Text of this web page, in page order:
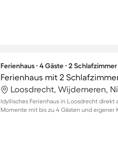
Ferienhaus ∙ 4 Gäste ∙ 2 Schlafzimmer
Ferienhaus mit 2
Loosdrecht, Wijdemeren,
Idyllisches Ferienhaus in Loosdrecht direkt
Momente mit bis zu 4 Gästen und eigener